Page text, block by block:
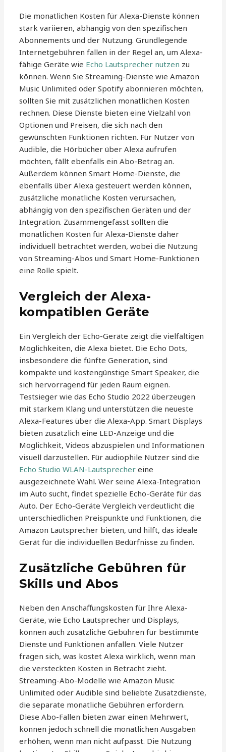
Die monatlichen Kosten für Alexa-Dienste können
stark variieren, abhängig von den spezifischen
Abonnements und der Nutzung. Grundlegende
Internetgebühren fallen in der Regel an, um Alexa-
fähige Geräte wie Echo Lautsprecher nutzen zu
können. Wenn Sie Streaming-Dienste wie Amazon
Music Unlimited oder Spotify abonnieren möchten,
sollten Sie mit zusätzlichen monatlichen Kosten
rechnen. Diese Dienste bieten eine Vielzahl von
Optionen und Preisen, die sich nach den
gewünschten Funktionen richten. Für Nutzer von
Audible, die Hörbücher über Alexa aufrufen
möchten, fällt ebenfalls ein Abo-Betrag an.
Außerdem können Smart Home-Dienste, die
ebenfalls über Alexa gesteuert werden können,
zusätzliche monatliche Kosten verursachen,
abhängig von den spezifischen Geräten und der
Integration. Zusammengefasst sollten die
monatlichen Kosten für Alexa-Dienste daher
individuell betrachtet werden, wobei die Nutzung
von Streaming-Abos und Smart Home-Funktionen
eine Rolle spielt.
Vergleich der Alexa-
kompatiblen Geräte
Ein Vergleich der Echo-Geräte zeigt die vielfältigen
Möglichkeiten, die Alexa bietet. Die Echo Dots,
insbesondere die fünfte Generation, sind
kompakte und kostengünstige Smart Speaker, die
sich hervorragend für jeden Raum eignen.
Testsieger wie das Echo Studio 2022 überzeugen
mit starkem Klang und unterstützen die neueste
Alexa-Features über die Alexa-App. Smart Displays
bieten zusätzlich eine LED-Anzeige und die
Möglichkeit, Videos abzuspielen und Informationen
visuell darzustellen. Für audiophile Nutzer sind die
Echo Studio WLAN-Lautsprecher eine
ausgezeichnete Wahl. Wer seine Alexa-Integration
im Auto sucht, findet spezielle Echo-Geräte für das
Auto. Der Echo-Geräte Vergleich verdeutlicht die
unterschiedlichen Preispunkte und Funktionen, die
Amazon Lautsprecher bieten, und hilft, das ideale
Gerät für die individuellen Bedürfnisse zu finden.
Zusätzliche Gebühren für
Skills und Abos
Neben den Anschaffungskosten für Ihre Alexa-
Geräte, wie Echo Lautsprecher und Displays,
können auch zusätzliche Gebühren für bestimmte
Dienste und Funktionen anfallen. Viele Nutzer
fragen sich, was kostet Alexa wirklich, wenn man
die versteckten Kosten in Betracht zieht.
Streaming-Abo-Modelle wie Amazon Music
Unlimited oder Audible sind beliebte Zusatzdienste,
die separate monatliche Gebühren erfordern.
Diese Abo-Fallen bieten zwar einen Mehrwert,
können jedoch schnell die monatlichen Ausgaben
erhöhen, wenn man nicht aufpasst. Die Nutzung